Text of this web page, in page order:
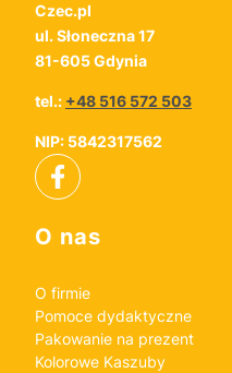
Czec.pl
ul. Słoneczna 17
81-605 Gdynia
tel.: +48 516 572 503
NIP: 5842317562
Linki w stopce
O nas
O firmie
Pomoce dydaktyczne
Pakowanie na prezent
Kolorowe Kaszuby